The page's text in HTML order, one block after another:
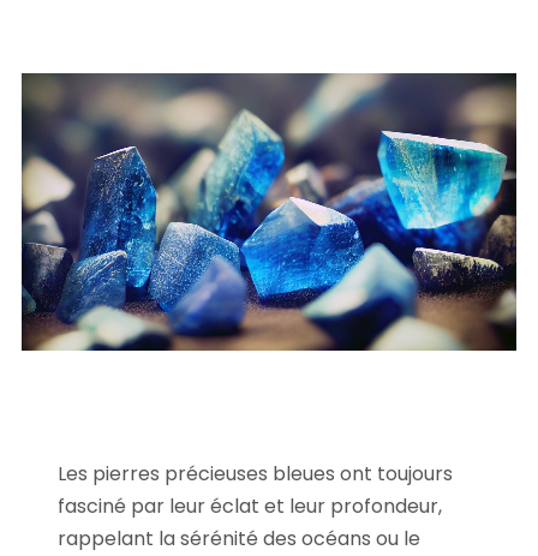
Les pierres précieuses bleues ont toujours
fasciné par leur éclat et leur profondeur,
rappelant la sérénité des océans ou le